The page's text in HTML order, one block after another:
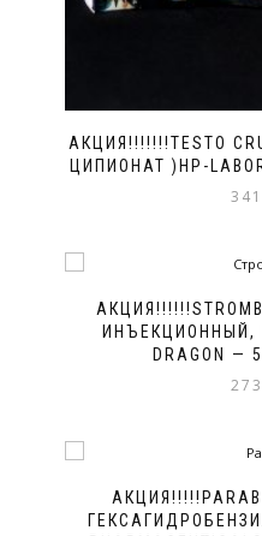
АКЦИЯ!!!!!!!TESTO
ЦИПИОНАТ )HP-
ИНЪЕКЦИОННЫЙ,
DRAGON